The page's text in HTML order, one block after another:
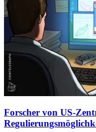
Forscher von US-